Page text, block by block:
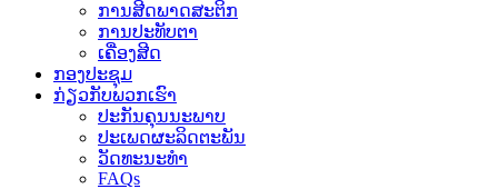
ການສີດພາດສະຕິກ
ການປະທັບຕາ
ເຄື່ອງສີດ
ກອງປະຊຸມ
ກ່ຽວ​ກັບ​ພວກ​ເຮົາ
ປະ​ກັນ​ຄຸນ​ນະ​ພາບ
ປະເພດຜະລິດຕະພັນ
ວັດທະນະທໍາ
FAQs